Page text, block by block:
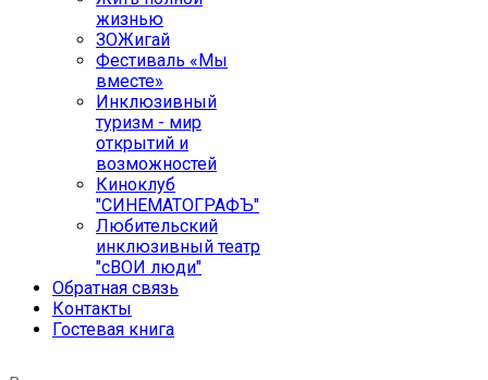
жизнью
ЗОЖигай
Фестиваль «Мы
вместе»
Инклюзивный
туризм - мир
открытий и
возможностей
Киноклуб
"СИНЕМАТОГРАФЪ"
Любительский
инклюзивный театр
"сВОИ люди"
Обратная связь
Контакты
Гостевая книга